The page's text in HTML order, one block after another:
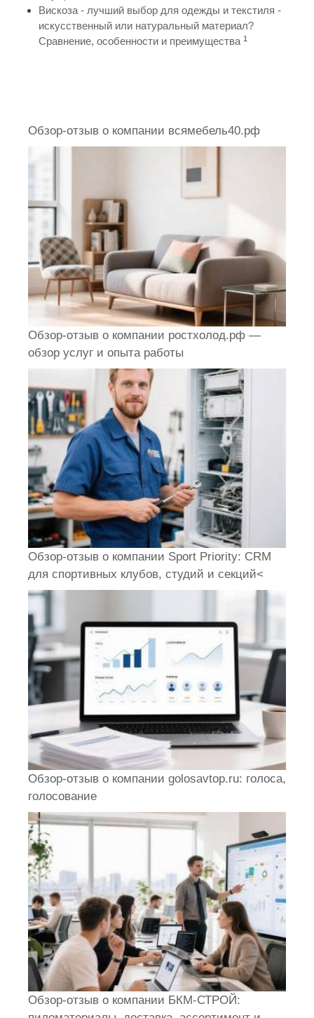
Вискоза - лучший выбор для одежды и текстиля -
искусственный или натуральный материал?
Сравнение, особенности и преимущества 1
Обзор-отзыв о компании всямебель40.рф
Обзор-отзыв о компании ростхолод.рф —
обзор услуг и опыта работы
Обзор-отзыв о компании Sport Priority: CRM
для спортивных клубов, студий и секций<
Обзор-отзыв о компании golosavtop.ru: голоса,
голосование
Обзор-отзыв о компании БКМ-СТРОЙ: